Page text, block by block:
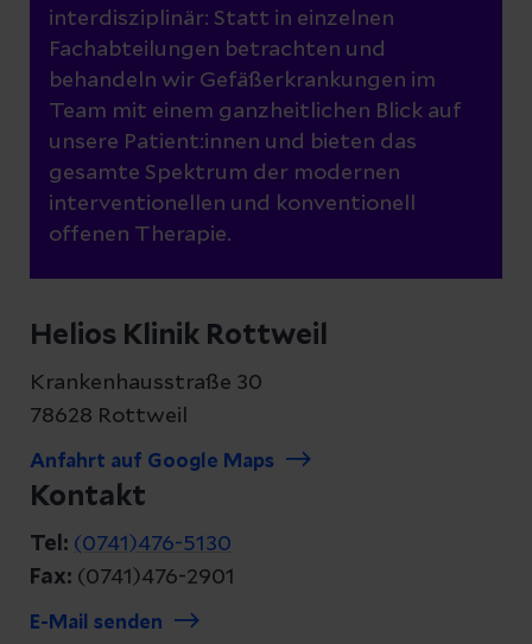
interdisziplinär: Statt in einzelnen
Fachabteilungen betrachten und
behandeln wir Gefäßerkrankungen im
Team mit einem ganzheitlichen Blick auf
unsere Patient:innen und bieten das
gesamte Spektrum der modernen
interventionellen und konventionell
offenen Therapie.
Helios Klinik Rottweil
Krankenhausstraße 30
78628 Rottweil
Anfahrt auf Google Maps
Kontakt
Tel: (0741)476-5130
Fax: (0741)476-2901
E-Mail senden